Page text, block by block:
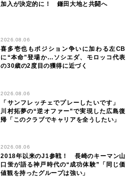
加入が決定的に！ 鎌田大地と共闘へ
2026.08.06
喜多壱也もポジション争いに加わる左CB
に“本命”登場か…ソシエダ、モロッコ代表
の30歳の2度目の獲得に近づく
2026.08.06
「サンフレッチェでプレーしたいです」
川村拓夢の“逆オファー”で実現した広島復
帰「このクラブでキャリアを全うしたい」
2026.08.06
2018年以来のJ1参戦！ 長崎のキーマン山
口蛍が語る神戸時代の“成功体験”「同じ価
値観を持ったグループは強い」